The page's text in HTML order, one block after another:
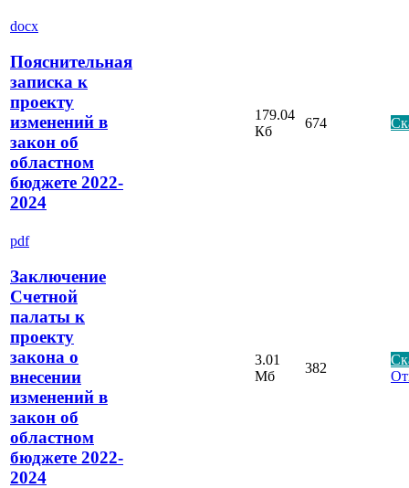
docx
Пояснительная
записка к
проекту
изменений в
закон об
областном
бюджете 2022-
2024
179.04
Кб
674
pdf
Заключение
Счетной
палаты к
проекту
закона о
внесении
изменений в
закон об
областном
бюджете 2022-
2024
3.01
Мб
382